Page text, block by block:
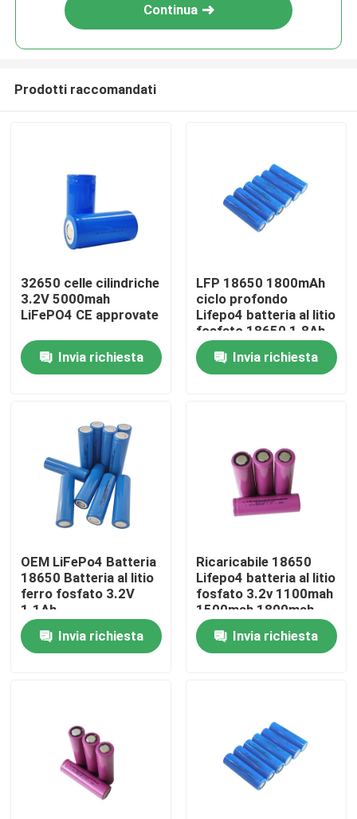
Casa
Mostra VR
Chi siamo
Fatory Tour
Controllo di qualità
Tutti i casi
Continua
Prodotti raccomandati
32650 celle cilindriche
3.2V 5000mah
LiFePO4 CE approvate
Invia richiesta
LFP 18650 1800mAh
ciclo profondo
Lifepo4 batteria al litio
fosfato 18650 1.8Ah
3.2v
Invia richiesta
OEM LiFePo4 Batteria
18650 Batteria al litio
ferro fosfato 3.2V
1.1Ah
Invia richiesta
Ricaricabile 18650
Lifepo4 batteria al litio
fosfato 3.2v 1100mah
1500mah 1800mah
Invia richiesta